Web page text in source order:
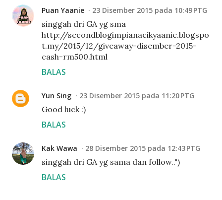
Puan Yaanie 23 Disember 2015 pada 10:49 PTG
singgah dri GA yg sma
http://secondblogimpianacikyaanie.blogspo
t.my/2015/12/giveaway-disember-2015-
cash-rm500.html
BALAS
Yun Sing 23 Disember 2015 pada 11:20 PTG
Good luck :)
BALAS
Kak Wawa 28 Disember 2015 pada 12:43 PTG
singgah dri GA yg sama dan follow..")
BALAS